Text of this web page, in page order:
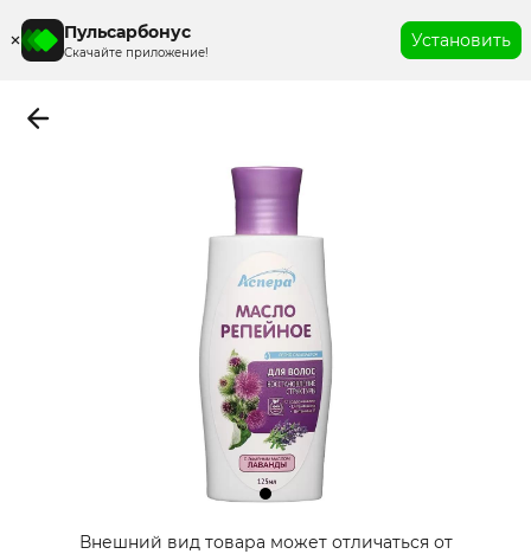
Пульсарбонус
Скачайте приложение!
Установить
Внешний вид товара может отличаться от